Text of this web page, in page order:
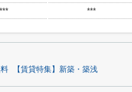
*** ***
【賃貸特集】新築・築浅